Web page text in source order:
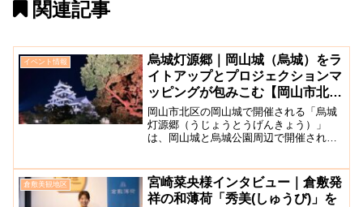
関連記事
イベント情報
烏城灯源郷｜岡山城（烏城）をラ
イトアップとプロジェクションマ
ッピングが包みこむ【岡山市北
区】
岡山市北区の岡山城で開催される「烏城
灯源郷（うじょうとうげんきょう）」
は、岡山城と烏城公園周辺で開催される
す。その烏城をライトアップしたイベン
トで、春・夏・秋の3回に渡...
倉敷美観地区
宮崎菜央様インタビュー｜倉敷発
祥の和薄荷「秀美(しゅうび)」を